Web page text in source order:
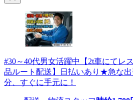
#30～40代男女活躍中【2t車にてレ
品ルート配送】日払いあり★急な
分、すぐに手元に！